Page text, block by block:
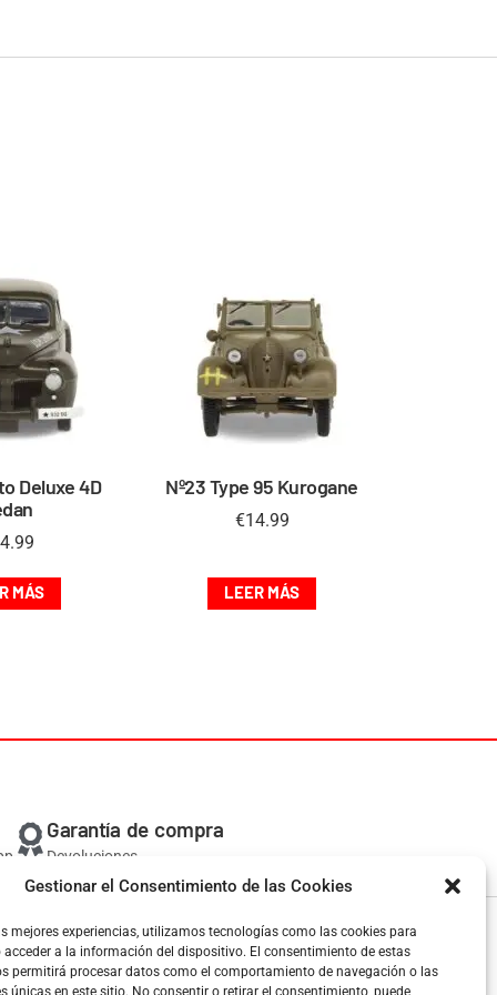
Gestionar el Consentimiento de las Cookies
mejores experiencias, utilizamos tecnologías como las cookies para
a la información del dispositivo. El consentimiento de estas
permitirá procesar datos como el comportamiento de navegación o las
únicas en este sitio. No consentir o retirar el consentimiento, puede
Deluxe 4D
MÁS
Nº23 Type 95 Kurogane
€14.99
LEER MÁS
Garantía de compra
Devoluciones
08024 Barcelona